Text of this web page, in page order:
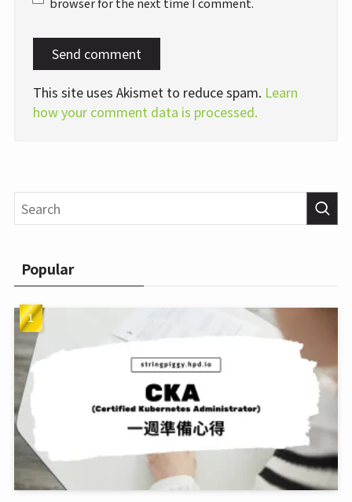
This site uses Akismet to reduce spam. Learn
how your comment data is processed.
Popular